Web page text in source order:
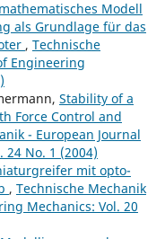
Modell
als Grundlage für das
, Technische
Engineering
Stability of a
Force Control and
- European Journal
No. 1 (2004)
mit opto-
, Technische Mechanik
Mechanics: Vol. 20